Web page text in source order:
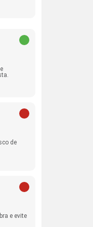
de
e evite